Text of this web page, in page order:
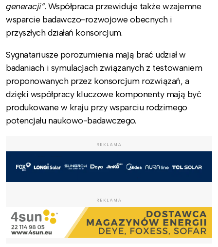
generacji”. Współpraca przewiduje także wzajemne
wsparcie badawczo-rozwojowe obecnych i
przyszłych działań konsorcjum.
Sygnatariusze porozumienia mają brać udział w
badaniach i symulacjach związanych z testowaniem
proponowanych przez konsorcjum rozwiązań, a
dzięki współpracy kluczowe komponenty mają być
produkowane w kraju przy wsparciu rodzimego
potencjału naukowo-badawczego.
REKLAMA
REKLAMA